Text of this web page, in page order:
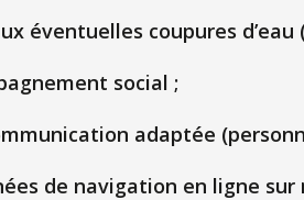
éventuelles coupures
social ;
adaptée
de navigation en ligne